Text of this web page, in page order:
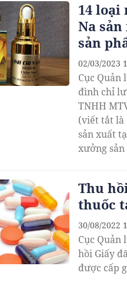
14 loại
Na
sản
Cục Quản
đình chỉ
TNHH
(viết tắt là
sản xuất
xưởng
02/03/2023
Thu
thuốc
Cục Quản
hồi Giấy
được cấp
30/08/2022